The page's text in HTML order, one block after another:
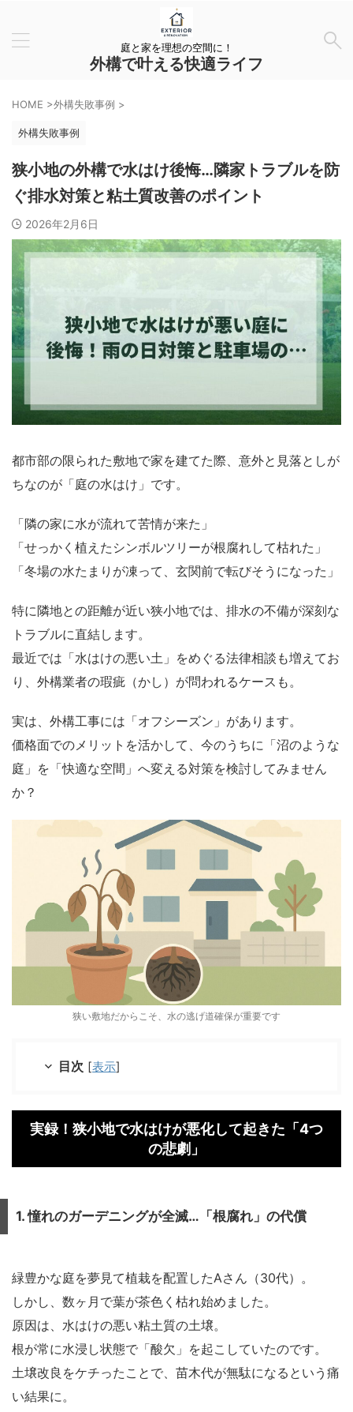
庭と家を理想の空間に！
外構で叶える快適ライフ
HOME >外構失敗事例 >
外構失敗事例
狭小地の外構で水はけ後悔…隣家トラブルを防
ぐ排水対策と粘土質改善のポイント
2026年2月6日
都市部の限られた敷地で家を建てた際、意外と見落としが
ちなのが「庭の水はけ」です。
「隣の家に水が流れて苦情が来た」
「せっかく植えたシンボルツリーが根腐れして枯れた」
「冬場の水たまりが凍って、玄関前で転びそうになった」
特に隣地との距離が近い狭小地では、排水の不備が深刻な
トラブルに直結します。
最近では「水はけの悪い土」をめぐる法律相談も増えてお
り、外構業者の瑕疵（かし）が問われるケースも。
実は、外構工事には「オフシーズン」があります。
価格面でのメリットを活かして、今のうちに「沼のような
庭」を「快適な空間」へ変える対策を検討してみません
か？
狭い敷地だからこそ、水の逃げ道確保が重要です
目次 [表示]
実録！狭小地で水はけが悪化して起きた「4つ
の悲劇」
1. 憧れのガーデニングが全滅…「根腐れ」の代償
緑豊かな庭を夢見て植栽を配置したAさん（30代）。
しかし、数ヶ月で葉が茶色く枯れ始めました。
原因は、水はけの悪い粘土質の土壌。
根が常に水浸し状態で「酸欠」を起こしていたのです。
土壌改良をケチったことで、苗木代が無駄になるという痛
い結果に。